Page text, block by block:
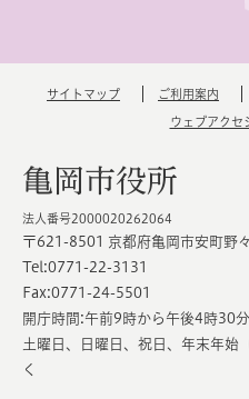
サイトマップ ご利用案内
ウェブアクセ
亀岡市役所
法人番号2000020262064
〒621-8501 京都府亀岡市安町野
Tel:0771-22-3131
Fax:0771-24-5501
開庁時間:午前9時から午後4時30
土曜日、日曜日、祝日、年末年
く